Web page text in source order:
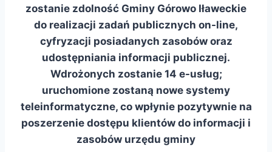
zostanie zdolność Gminy Górowo Iławeckie
do realizacji zadań publicznych on-line,
cyfryzacji posiadanych zasobów oraz
udostępniania informacji publicznej.
Wdrożonych zostanie 14 e-usług;
uruchomione zostaną nowe systemy
teleinformatyczne, co wpłynie pozytywnie na
poszerzenie dostępu klientów do informacji i
zasobów urzędu gminy